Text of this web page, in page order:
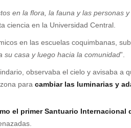
en la flora, la fauna y las
ciencia en la Universidad Central.
en las escuelas coquimbanas,
su casa y luego hacia la comunidad”.
observaba el cielo y avisaba
para cambiar las luminarias y
el primer Santuario Internacional